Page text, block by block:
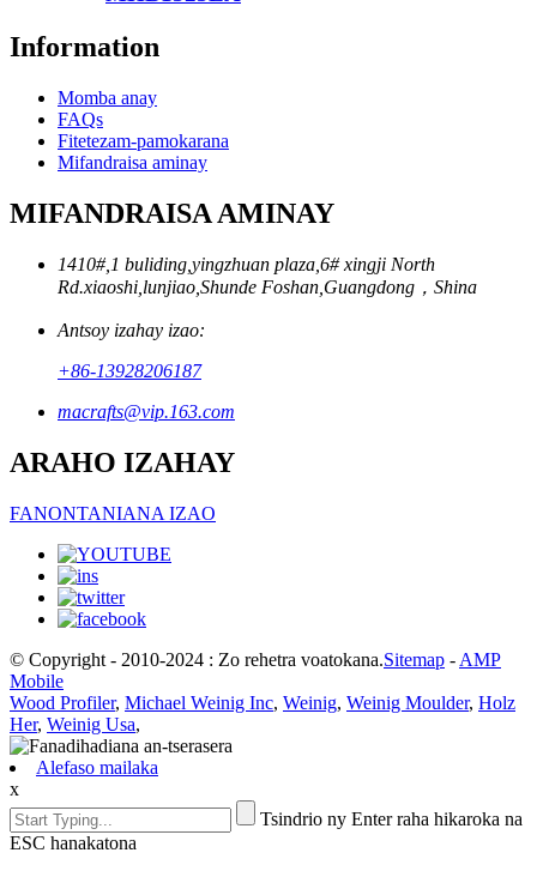
Information
Momba anay
FAQs
Fitetezam-pamokarana
Mifandraisa aminay
MIFANDRAISA AMINAY
1410#,1 buliding,yingzhuan plaza,6# xingji North
Rd.xiaoshi,lunjiao,Shunde Foshan,Guangdong，Shina
Antsoy izahay izao:
+86-13928206187
macrafts@vip.163.com
ARAHO IZAHAY
FANONTANIANA IZAO
© Copyright - 2010-2024 : Zo rehetra voatokana.Sitemap - AMP
Mobile
Wood Profiler, Michael Weinig Inc, Weinig, Weinig Moulder, Holz
Her, Weinig Usa,
Alefaso mailaka
x
Tsindrio ny Enter raha hikaroka na
ESC hanakatona